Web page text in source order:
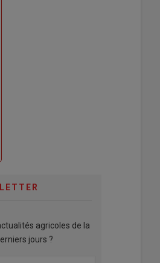
agricoles de la
jours ?